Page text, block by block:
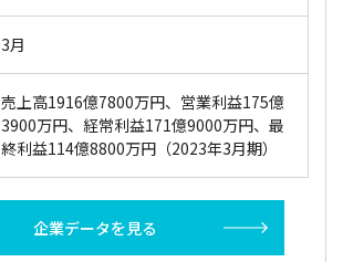
3月
売上高1916億7800万円、営業利益175億
3900万円、経常利益171億9000万円、最
終利益114億8800万円（2023年3月期）
企業データを見る